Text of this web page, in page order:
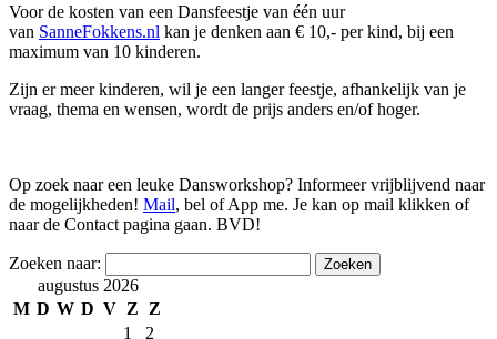
Voor de kosten van een Dansfeestje van één uur
van SanneFokkens.nl kan je denken aan € 10,- per kind, bij een
maximum van 10 kinderen.
Zijn er meer kinderen, wil je een langer feestje, afhankelijk van je
vraag, thema en wensen, wordt de prijs anders en/of hoger.
Op zoek naar een leuke Dansworkshop? Informeer vrijblijvend naar
de mogelijkheden! Mail, bel of App me. Je kan op mail klikken of
naar de Contact pagina gaan. BVD!
Zoeken naar:
augustus 2026
M D W D V Z
Z
1
2